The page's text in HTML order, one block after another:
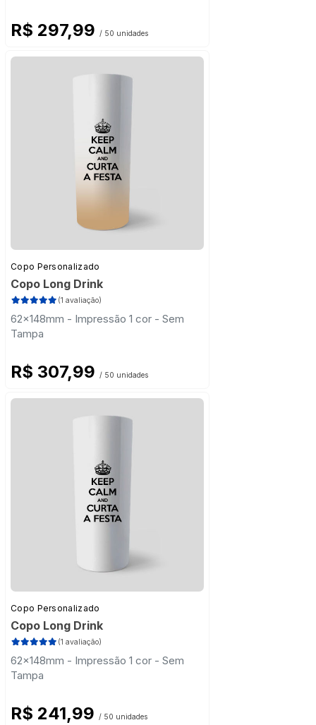
R$ 297,99 / 50 unidades
Copo Personalizado
Copo Long Drink
(1 avaliação)
62x148mm - Impressão 1 cor - Sem
Tampa
R$ 307,99 / 50 unidades
Copo Personalizado
Copo Long Drink
(1 avaliação)
62x148mm - Impressão 1 cor - Sem
Tampa
R$ 241,99 / 50 unidades